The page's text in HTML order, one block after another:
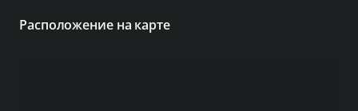
Расположение на карте